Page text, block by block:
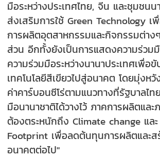
มือระหว่างประเทศไทย, จีน และชุมชนน
ส่งเสริมการใช้ Green Technology เ
การผลิตอุตสาหกรรมและกิจกรรมต่าง
ส่วน อีกทั้งยังเป็นการแสดงความร่วม
ความร่วมมือระหว่างนานาประเทศเพื่อ
เทคโนโลยีสีเขียวไปสู่อนาคต โดยมุ่งหวั
ค่าคาร์บอนซีโร่ตามแนวทางที่รัฐบาลไท
มือนานาชาติได้วางไว้ ภาคการผลิตและ
ต้องตระหนักถึง Climate change แล
Footprint เพื่อลดต้นทุนการผลิตและส
อนาคตต่อไป"